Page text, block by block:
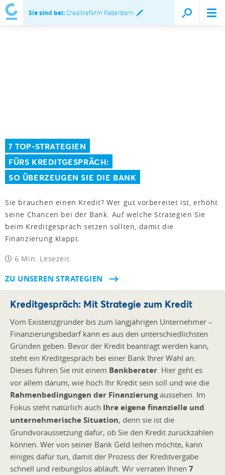
Sie sind bei:Creditreform Paderborn
7 TOP-STRATEGIEN
FÜRS KREDITGESPRÄCH:
SO ÜBERZEUGEN SIE DIE BANK
Sie brauchen einen Kredit? Wer gut vorbereitet ist, erhöht
seine Chancen bei der Bank. Auf welche Strategien Sie
beim Kreditgespräch setzen sollten, damit die
Finanzierung klappt.
6 Min. Lesezeit
ZU UNSEREN STRATEGIEN
Kreditgespräch: Mit Strategie zum Kredit
Vom Existenzgründer bis zum langjährigen Unternehmer –
Finanzierungsbedarf kann es aus den unterschiedlichsten
Gründen geben. Bevor der Kredit beantragt werden kann,
steht ein Kreditgespräch bei einer Bank Ihrer Wahl an.
Dieses führen Sie mit einem Bankberater . Hier geht es
vor allem darum, wie hoch Ihr Kredit sein soll und wie die
Rahmenbedingungen der Finanzierungaussehen. Im
Fokus steht natürlich auch Ihre eigene finanzielle und
unternehmerische Situation, denn sie ist die
Grundvoraussetzung dafür, ob Sie den Kredit zurückzahlen
können. Wer von seiner Bank Geld leihen möchte, kann
einiges dafür tun, damit der Prozess der Kreditvergabe
schnell und reibungslos abläuft. Wir verraten Ihnen 7